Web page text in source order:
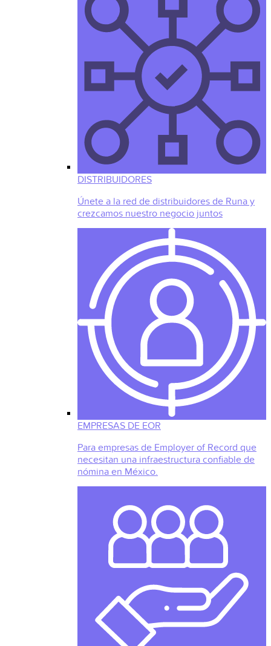
DISTRIBUIDORES
Únete a la red de distribuidores de Runa y
crezcamos nuestro negocio juntos
EMPRESAS DE EOR
Para empresas de Employer of Record que
necesitan una infraestructura confiable de
nómina en México.